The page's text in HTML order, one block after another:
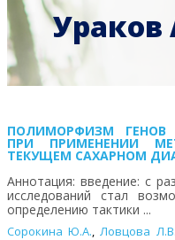
Ураков
ПОЛИМОРФИЗМ ГЕНОВ
ПРИ ПРИМЕНЕНИИ
ТЕКУЩЕМ САХАРНОМ
Аннотация: введение: с
исследований стал
определению тактики ...
Сорокина Ю.А.,Ловцова Л.В.